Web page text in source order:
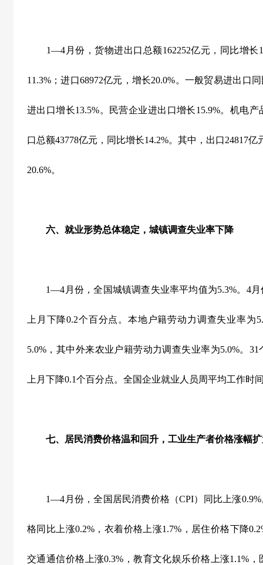
1—4 月份，货物进出口总额162252亿元，同比增长
11.3% ；进口68972亿元，增长20.0%。一般贸易进出口
进出口增长13.5%。民营企业进出口增长15.9%。机电产
口总额43778亿元，同比增长14.2%。其中，出口24817亿
20.6%。
六、就业形势总体稳定，城镇调查失业率下降
1—4 月份，全国城镇调查失业率平均值为5.3%。 4月
上月下降0.2个百分点。本地户籍劳动力调查失业率为
5.0% ，其中外来农业户籍劳动力调查失业率为5.0%。 31
上月下降0.1个百分点。全国企业就业人员周平均工作时
七、居民消费价格温和回升，工业生产者价格涨幅扩
1—4 月份，全国居民消费价格（CPI）同比上涨0.9%
格同比上涨0.2% ，衣着价格上涨1.7% ，居住价格下降
交通通信价格上涨0.3% ，教育文化娱乐价格上涨1.1%